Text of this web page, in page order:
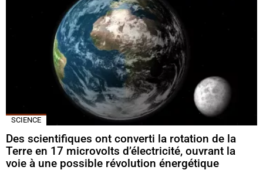
SCIENCE
Des scientifiques ont converti la rotation de la
Terre en 17 microvolts d’électricité, ouvrant la
voie à une possible révolution énergétique